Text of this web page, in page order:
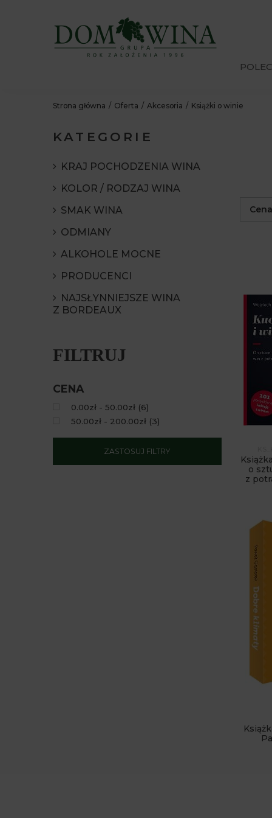
Strona główna Oferta Akcesoria Książki o winie
KATEGORIE
KRAJ POCHODZENIA WINA
KOLOR / RODZAJ WINA
SMAK WINA
ODMIANY
ALKOHOLE MOCNE
PRODUCENCI
NAJSŁYNNIEJSZE WINA
Z BORDEAUX
FILTRUJ
CENA
0.00zł - 50.00zł (6)
50.00zł - 200.00zł (3)
ZASTOSUJ FILTRY
Cena
o
z